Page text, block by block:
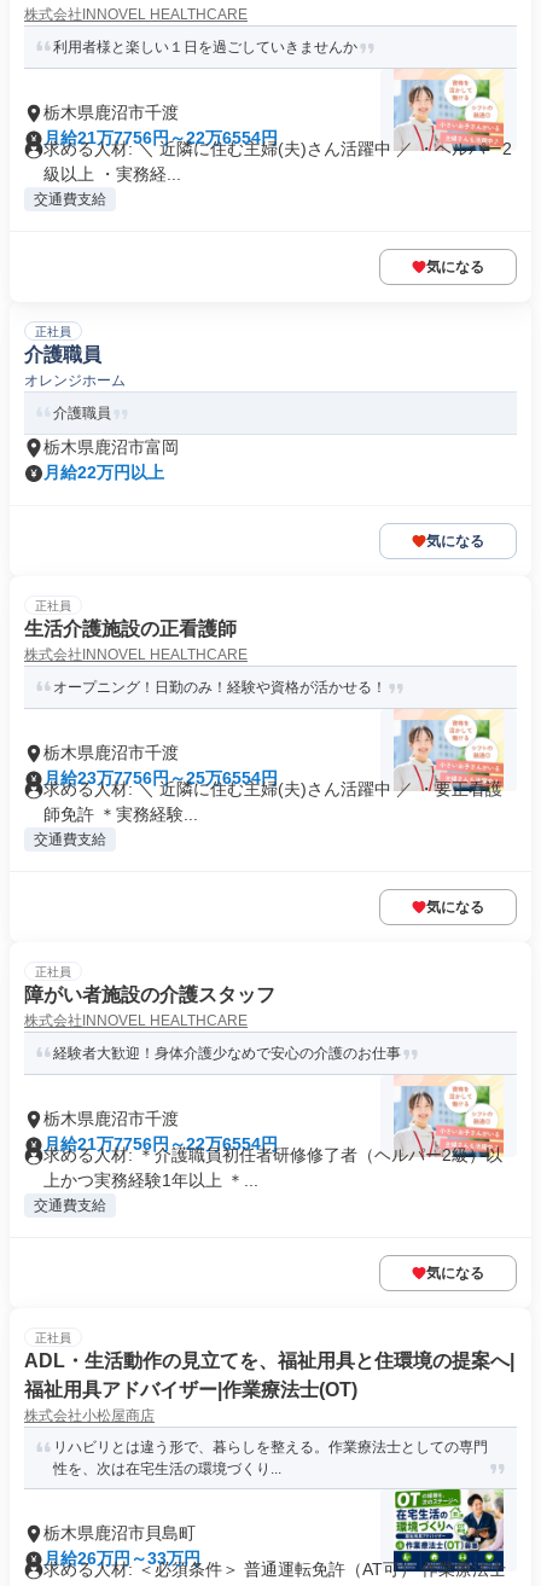
株式会社INNOVEL HEALTHCARE
利用者様と楽しい１日を過ごしていきませんか
栃木県鹿沼市千渡
月給21万7756円～22万6554円
求める人材: ＼ 近隣に住む主婦(夫)さん活躍中 ／ ・ヘルパー2
級以上 ・実務経...
交通費支給
気になる
正社員
介護職員
オレンジホーム
介護職員
栃木県鹿沼市富岡
月給22万円以上
気になる
正社員
生活介護施設の正看護師
株式会社INNOVEL HEALTHCARE
オープニング！日勤のみ！経験や資格が活かせる！
栃木県鹿沼市千渡
月給23万7756円～25万6554円
求める人材: ＼ 近隣に住む主婦(夫)さん活躍中 ／ ・要正看護
師免許 ＊実務経験...
交通費支給
気になる
正社員
障がい者施設の介護スタッフ
株式会社INNOVEL HEALTHCARE
経験者大歓迎！身体介護少なめで安心の介護のお仕事
栃木県鹿沼市千渡
月給21万7756円～22万6554円
求める人材: ＊介護職員初任者研修修了者（ヘルパー2級）以
上かつ実務経験1年以上 ＊...
交通費支給
気になる
正社員
ADL・生活動作の見立てを、福祉用具と住環境の提案へ|
福祉用具アドバイザー|作業療法士(OT)
株式会社小松屋商店
リハビリとは違う形で、暮らしを整える。作業療法士としての専門
性を、次は在宅生活の環境づくり...
栃木県鹿沼市貝島町
月給26万円～33万円
求める人材: ＜必須条件＞ 普通運転免許（AT可） 作業療法士